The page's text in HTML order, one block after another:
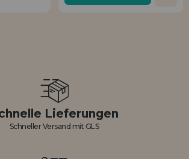
Lieferungen
Schneller Versand mit GLS